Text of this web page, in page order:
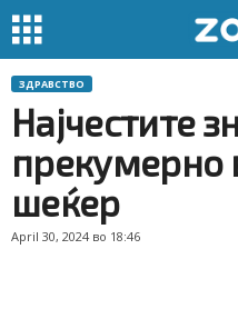
ЗДРАВСТВО
Најчестите
прекумерно
шеќер
April 30, 2024 во 18:46